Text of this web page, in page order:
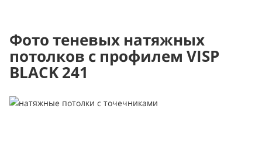
Фото теневых натяжных
потолков с профилем VISP
BLACK 241